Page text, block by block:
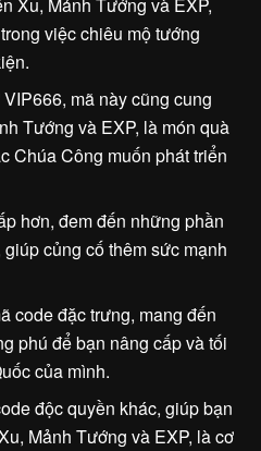
Xu, Mảnh Tướng và EXP,
việc chiêu mộ tướng
mã này cũng cung
Tướng và EXP, là món quà
Chúa Công muốn phát triển
hơn, đem đến những phần
củng cố thêm sức mạnh
code đặc trưng, mang đến
phú để bạn nâng cấp và tối
của mình.
độc quyền khác, giúp bạn
Mảnh Tướng và EXP, là cơ